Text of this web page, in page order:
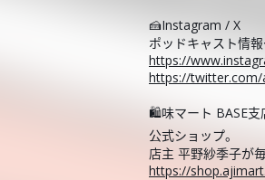
🍰Instagram / X
ポッドキャスト情
https://
https://twitter.com/
🛍️味マート BASE支
公式ショップ。
店主 平野紗季子が
https://